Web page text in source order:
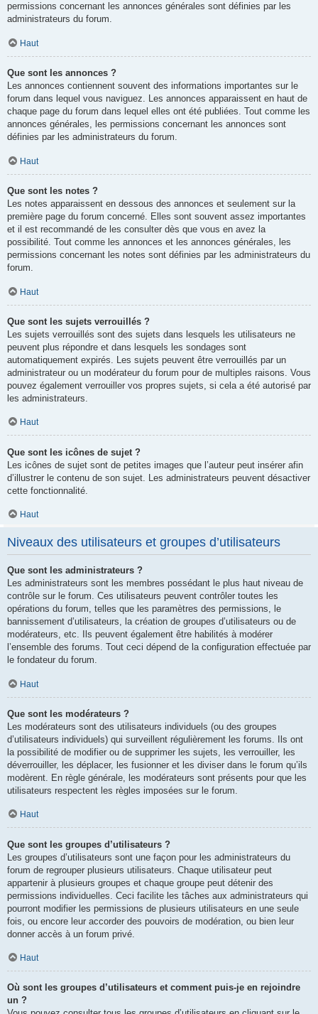
permissions concernant les annonces générales sont définies par les
administrateurs du forum.
Haut
Que sont les annonces ?
Les annonces contiennent souvent des informations importantes sur le
forum dans lequel vous naviguez. Les annonces apparaissent en haut de
chaque page du forum dans lequel elles ont été publiées. Tout comme les
annonces générales, les permissions concernant les annonces sont
définies par les administrateurs du forum.
Haut
Que sont les notes ?
Les notes apparaissent en dessous des annonces et seulement sur la
première page du forum concerné. Elles sont souvent assez importantes
et il est recommandé de les consulter dès que vous en avez la
possibilité. Tout comme les annonces et les annonces générales, les
permissions concernant les notes sont définies par les administrateurs du
forum.
Haut
Que sont les sujets verrouillés ?
Les sujets verrouillés sont des sujets dans lesquels les utilisateurs ne
peuvent plus répondre et dans lesquels les sondages sont
automatiquement expirés. Les sujets peuvent être verrouillés par un
administrateur ou un modérateur du forum pour de multiples raisons. Vous
pouvez également verrouiller vos propres sujets, si cela a été autorisé par
les administrateurs.
Haut
Que sont les icônes de sujet ?
Les icônes de sujet sont de petites images que l’auteur peut insérer afin
d’illustrer le contenu de son sujet. Les administrateurs peuvent désactiver
cette fonctionnalité.
Haut
Niveaux des utilisateurs et groupes d’utilisateurs
Que sont les administrateurs ?
Les administrateurs sont les membres possédant le plus haut niveau de
contrôle sur le forum. Ces utilisateurs peuvent contrôler toutes les
opérations du forum, telles que les paramètres des permissions, le
bannissement d’utilisateurs, la création de groupes d’utilisateurs ou de
modérateurs, etc. Ils peuvent également être habilités à modérer
l’ensemble des forums. Tout ceci dépend de la configuration effectuée par
le fondateur du forum.
Haut
Que sont les modérateurs ?
Les modérateurs sont des utilisateurs individuels (ou des groupes
d’utilisateurs individuels) qui surveillent régulièrement les forums. Ils ont
la possibilité de modifier ou de supprimer les sujets, les verrouiller, les
déverrouiller, les déplacer, les fusionner et les diviser dans le forum qu’ils
modèrent. En règle générale, les modérateurs sont présents pour que les
utilisateurs respectent les règles imposées sur le forum.
Haut
Que sont les groupes d’utilisateurs ?
Les groupes d’utilisateurs sont une façon pour les administrateurs du
forum de regrouper plusieurs utilisateurs. Chaque utilisateur peut
appartenir à plusieurs groupes et chaque groupe peut détenir des
permissions individuelles. Ceci facilite les tâches aux administrateurs qui
pourront modifier les permissions de plusieurs utilisateurs en une seule
fois, ou encore leur accorder des pouvoirs de modération, ou bien leur
donner accès à un forum privé.
Haut
Où sont les groupes d’utilisateurs et comment puis-je en rejoindre
un ?